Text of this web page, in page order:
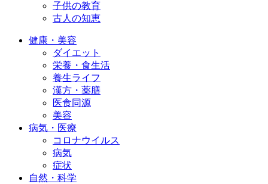
子供の教育
古人の知恵
健康・美容
ダイエット
栄養・食生活
養生ライフ
漢方・薬膳
医食同源
美容
病気・医療
コロナウイルス
病気
症状
自然・科学